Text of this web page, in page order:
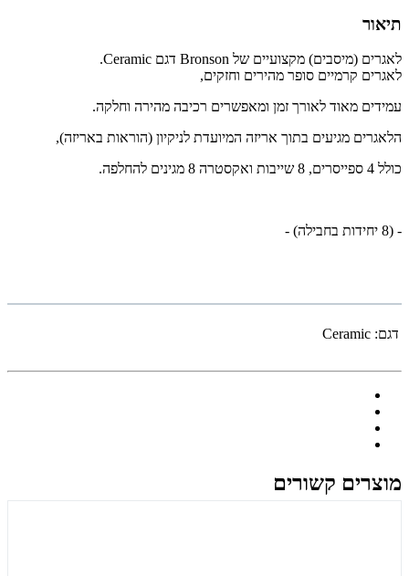
תיאור
לאגרים (מיסבים) מקצועיים של Bronson דגם Ceramic.
לאגרים קרמיים סופר מהירים וחזקים,
עמידים מאוד לאורך זמן ומאפשרים רכיבה מהירה וחלקה.
הלאגרים מגיעים בתוך אריזה המיועדת לניקיון (הוראות באריזה),
כולל 4 ספייסרים, 8 שייבות ואקסטרה 8 מגינים להחלפה.
- (8 יחידות בחבילה) -
דגם: Ceramic
מוצרים קשורים